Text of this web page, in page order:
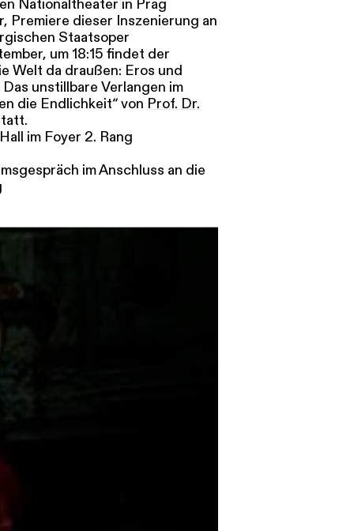
Nationaltheater in Prag
Premiere dieser Inszenierung an
Staatsoper
um 18:15 findet der
Welt da draußen: Eros und
unstillbare Verlangen im
die Endlichkeit“ von Prof. Dr.
im Foyer 2. Rang
im Anschluss an die